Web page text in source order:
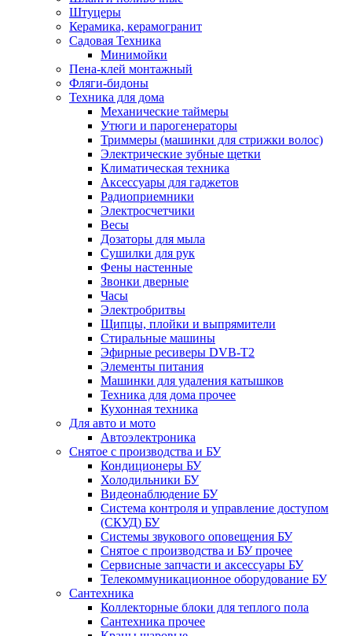
Штуцеры
Керамика, керамогранит
Садовая Техника
Минимойки
Пена-клей монтажный
Фляги-бидоны
Техника для дома
Механические таймеры
Утюги и парогенераторы
Триммеры (машинки для стрижки волос)
Электрические зубные щетки
Климатическая техника
Аксессуары для гаджетов
Радиоприемники
Электросчетчики
Весы
Дозаторы для мыла
Сушилки для рук
Фены настенные
Звонки дверные
Часы
Электробритвы
Щипцы, плойки и выпрямители
Стиральные машины
Эфирные ресиверы DVB-T2
Элементы питания
Машинки для удаления катышков
Техника для дома прочее
Кухонная техника
Для авто и мото
Автоэлектроника
Снятое с производства и БУ
Кондиционеры БУ
Холодильники БУ
Видеонаблюдение БУ
Система контроля и управление доступом
(СКУД) БУ
Системы звукового оповещения БУ
Снятое с производства и БУ прочее
Сервисные запчасти и аксессуары БУ
Телекоммуникационное оборудование БУ
Сантехника
Коллекторные блоки для теплого пола
Сантехника прочее